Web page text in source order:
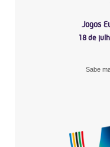
Jogos
18 de
Sabe